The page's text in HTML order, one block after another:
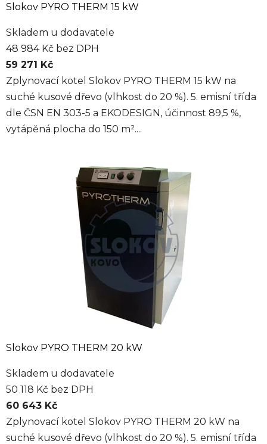
Slokov PYRO THERM 15 kW
Skladem u dodavatele
48 984 Kč bez DPH
59 271 Kč
Zplynovací kotel Slokov PYRO THERM 15 kW na
suché kusové dřevo (vlhkost do 20 %). 5. emisní třída
dle ČSN EN 303-5 a EKODESIGN, účinnost 89,5 %,
vytápěná plocha do 150 m²....
Slokov PYRO THERM 20 kW
Skladem u dodavatele
50 118 Kč bez DPH
60 643 Kč
Zplynovací kotel Slokov PYRO THERM 20 kW na
suché kusové dřevo (vlhkost do 20 %). 5. emisní třída